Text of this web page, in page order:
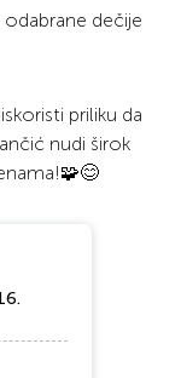
odabrane dečije
priliku da
nudi širok